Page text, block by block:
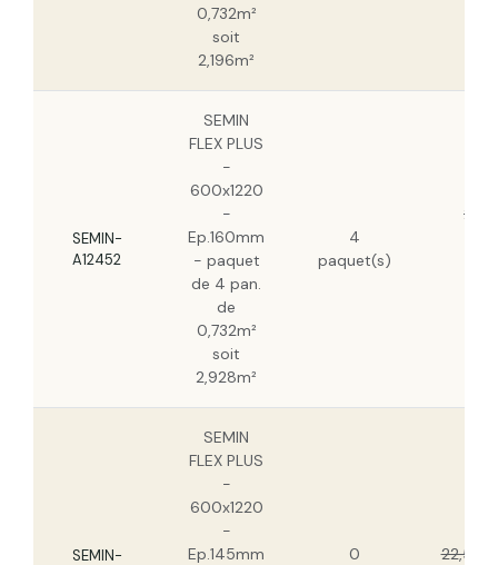
0,732m²
soit
2,196m²
SEMIN-
A12452
SEMIN
FLEX PLUS
-
600x1220
-
Ep.160mm
- paquet
de 4 pan.
de
0,732m²
soit
2,928m²
4
paquet(s)
SEMIN-
SEMIN
FLEX PLUS
-
600x1220
-
Ep.145mm
0 22,56